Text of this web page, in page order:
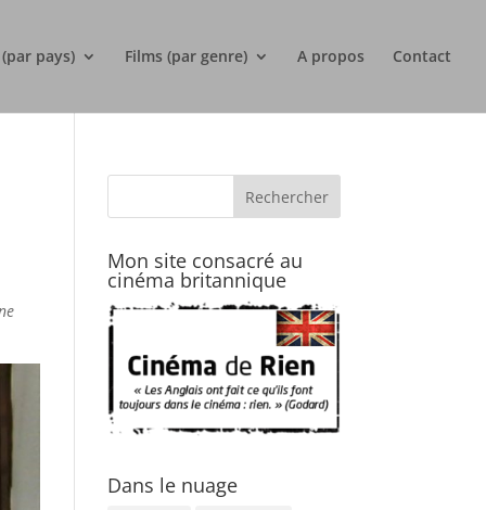
pays) Films (par genre) A propos Contact
Mon site consacré au
cinéma britannique
Dans le nuage